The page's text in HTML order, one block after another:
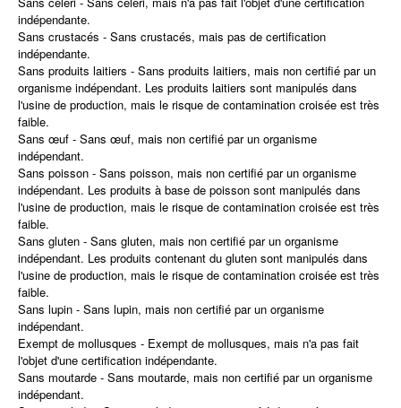
indépendante.
Sans crustacés - Sans crustacés, mais pas de certification
indépendante.
Sans produits laitiers - Sans produits laitiers, mais non certifié par un
organisme indépendant. Les produits laitiers sont manipulés dans
l'usine de production, mais le risque de contamination croisée est très
faible.
Sans œuf - Sans œuf, mais non certifié par un organisme
indépendant.
Sans poisson - Sans poisson, mais non certifié par un organisme
indépendant. Les produits à base de poisson sont manipulés dans
l'usine de production, mais le risque de contamination croisée est très
faible.
Sans gluten - Sans gluten, mais non certifié par un organisme
indépendant. Les produits contenant du gluten sont manipulés dans
l'usine de production, mais le risque de contamination croisée est très
faible.
Sans lupin - Sans lupin, mais non certifié par un organisme
indépendant.
Exempt de mollusques - Exempt de mollusques, mais n'a pas fait
l'objet d'une certification indépendante.
Sans moutarde - Sans moutarde, mais non certifié par un organisme
indépendant.